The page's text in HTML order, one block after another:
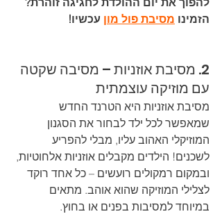
הזמינו מסיבת פול מון עכשיו!
2. מסיבת אוזניות – מסיבה שקטה
עם מוזיקה עוצמתית
מסיבת אוזניות היא הטרנד החדש
שמאפשר לכל ילד לבחור את הסגנון
המוזיקלי האהוב עליו, מבלי להפריע
לשכנים! הילדים מקבלים אוזניות אלחוטיות,
ובמקום רמקולים רועשים – כל אחד רוקד
לצלילי המוזיקה שהוא אוהב. מתאים
במיוחד למסיבות בפנים או בחוץ.